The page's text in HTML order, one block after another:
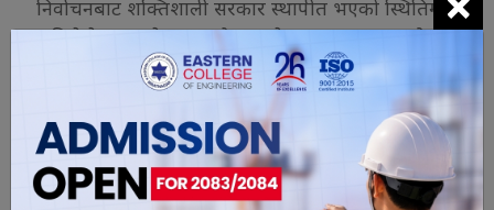
निर्वाचनबाट शक्तिशाली सरकार स्थापीत भएको स्थितिमा
अहिले देश छ । देशमा भदौ २३ गते राज्य सञ्चालकको
अहमता र भदौ २४ गते राज्यको विध्वंसमा संलग्नहरुको
उपद्रो दुवै अपराधयोग्य विषय हुन् भनेर सरकारले यकिन गर्नु
उचित हुनेछ ।